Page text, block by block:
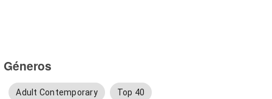
Géneros
Adult Contemporary Top 40